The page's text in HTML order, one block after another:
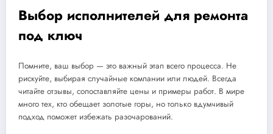
Выбор исполнителей для ремонта
под ключ
Помните, ваш выбор — это важный этап всего процесса. Не
рискуйте, выбирая случайные компании или людей. Всегда
читайте отзывы, сопоставляйте цены и примеры работ. В мире
много тех, кто обещает золотые горы, но только вдумчивый
подход поможет избежать разочарований.